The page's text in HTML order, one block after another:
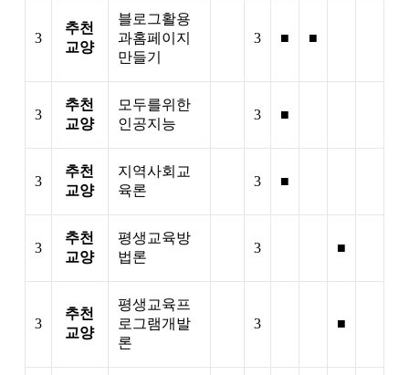
3
추천
교양
블로그활용
과홈페이지
만들기
3 ■ ■
3
추천
교양
모두를위한
인공지능
3 ■
3
추천
교양
지역사회교
육론
3 ■
3
추천
교양
평생교육방
법론
3 ■
3
추천
교양
평생교육프
로그램개발
론
3 ■